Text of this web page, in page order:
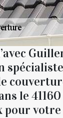
le
pour